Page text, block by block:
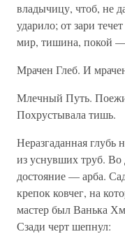
владычицу, чтоб, не
ударило; от зари
мир, тишина, покой
Мрачен Глеб. И
Млечный Путь.
Похрустывала тишь.
Неразгаданная
из уснувших труб. Во
достояние — арба.
крепок ковчег, на
мастер был Ванька
Сзади черт шепнул: